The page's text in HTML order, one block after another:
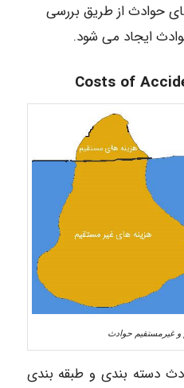
حوادث از طریق بررسی
ایجاد می شود.
و غیرمستقیم حوادث
دسته بندی و طبقه بندی